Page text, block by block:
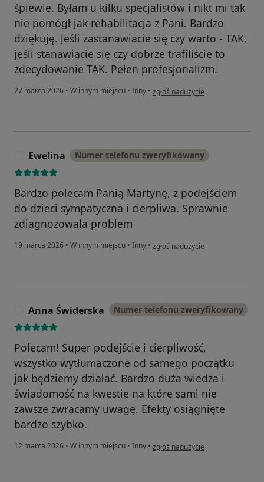
śpiewie. Byłam u kilku specjalistów i nikt mi tak
nie pomógł jak rehabilitacja z Pani. Bardzo
dziękuję. Jeśli zastanawiacie się czy warto - TAK,
jeśli stanawiacie się czy dobrze trafiliście to
zdecydowanie TAK. Pełen profesjonalizm.
27 marca 2026 • W innym miejscu • Inny • w opinii użytkownika Katarzyna O
zgłoś nadużycie
Ewelina Numer telefonu zweryfikowany
Bardzo polecam Panią Martynę, z podejściem
do dzieci sympatyczna i cierpliwa. Sprawnie
zdiagnozowala problem
19 marca 2026 • W innym miejscu • Inny • w opinii użytkownika Ewelina
zgłoś nadużycie
Anna Świderska Numer telefonu zweryfikowany
Polecam! Super podejście i cierpliwość,
wszystko wytłumaczone od samego początku
jak będziemy działać. Bardzo duża wiedza i
świadomość na kwestie na które sami nie
zawsze zwracamy uwagę. Efekty osiągnięte
bardzo szybko.
12 marca 2026 • W innym miejscu • Inny • w opinii użytkownika Anna
zgłoś nadużycie